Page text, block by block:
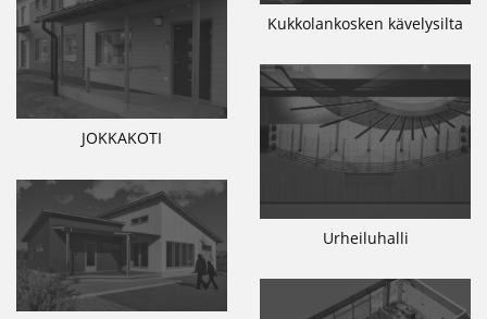
Kukkolankosken kävelysilta
JOKKAKOTI
Urheiluhalli